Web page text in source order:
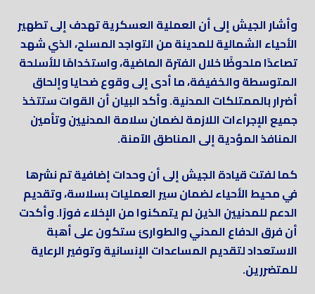
وأشار الجيش إلى أن العملية العسكرية تهدف إلى تطهير
الأحياء الشمالية للمدينة من التواجد المسلح، الذي شهد
تصاعدًا ملحوظًا خلال الفترة الماضية، واستخدامًا للأسلحة
المتوسطة والخفيفة، ما أدى إلى وقوع ضحايا وإلحاق
أضرار بالممتلكات المدنية. وأكد البيان أن القوات ستتخذ
جميع الإجراءات اللازمة لضمان سلامة المدنيين وتأمين
المنافذ المؤدية إلى المناطق الآمنة.
كما لفتت قيادة الجيش إلى أن وحدات إضافية تم نشرها
في محيط الأحياء لضمان سير العمليات بسلاسة، وتقديم
الدعم للمدنيين الذين لم يتمكنوا من الإخلاء فورًا. وأكدت
أن فرق الدفاع المدني والطوارئ ستكون على أهبة
الاستعداد لتقديم المساعدات الإنسانية وتوفير الرعاية
للمتضررين.